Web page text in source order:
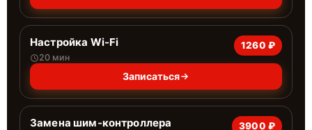
Настройка Wi-Fi
20 мин
1260 ₽
Записаться
Замена шим-контроллера 3900 ₽